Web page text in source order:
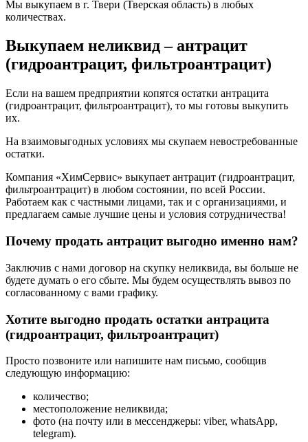
Мы выкупаем в г. Твери (Тверская область) в любых
количествах.
Выкупаем неликвид – антрацит
(гидроантрацит, фильтроантрацит)
Если на вашем предприятии копятся остатки антрацита
(гидроантрацит, фильтроантрацит), то мы готовы выкупить
их.
На взаимовыгодных условиях мы скупаем невостребованные
остатки.
Компания «ХимСервис» выкупает антрацит (гидроантрацит,
фильтроантрацит) в любом состоянии, по всей России.
Работаем как с частными лицами, так и с организациями, и
предлагаем самые лучшие цены и условия сотрудничества!
Почему продать антрацит выгодно именно нам?
Заключив с нами договор на скупку неликвида, вы больше не
будете думать о его сбыте. Мы будем осуществлять вывоз по
согласованному с вами графику.
Хотите выгодно продать остатки антрацита
(гидроантрацит, фильтроантрацит)
Просто позвоните или напишите нам письмо, сообщив
следующую информацию:
количество;
местоположение неликвида;
фото (на почту или в мессенджеры: viber, whatsApp,
telegram).